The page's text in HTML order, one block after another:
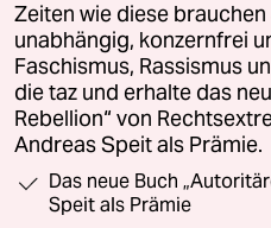
Zeiten wie diese
unabhängig, konzernfrei
Faschismus, Rassismus
die taz und erhalte das
Rebellion“ von
Andreas Speit als Prämie.
Das neue Buch
Speit als Prämie